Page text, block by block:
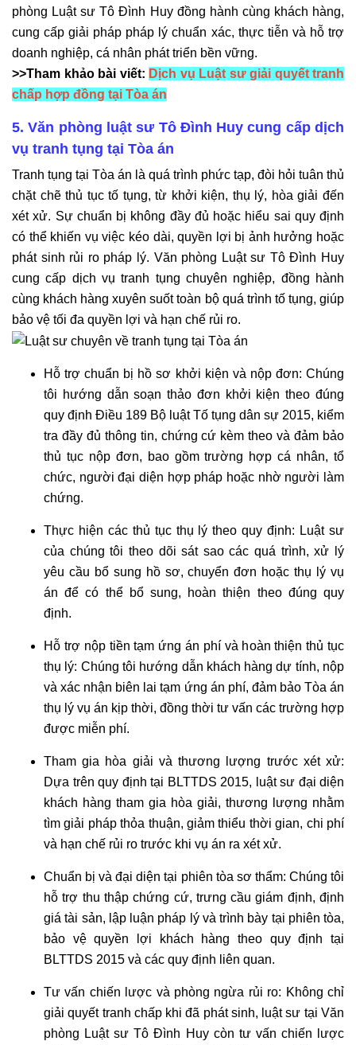
phòng Luật sư Tô Đình Huy đồng hành cùng khách hàng,
cung cấp giải pháp pháp lý chuẩn xác, thực tiễn và hỗ trợ
doanh nghiệp, cá nhân phát triển bền vững.
>>Tham khảo bài viết: Dịch vụ Luật sư giải quyết tranh
chấp hợp đồng tại Tòa án
5. Văn phòng luật sư Tô Đình Huy cung cấp dịch
vụ tranh tụng tại Tòa án
Tranh tụng tại Tòa án là quá trình phức tạp, đòi hỏi tuân thủ
chặt chẽ thủ tục tố tụng, từ khởi kiện, thụ lý, hòa giải đến
xét xử. Sự chuẩn bị không đầy đủ hoặc hiểu sai quy định
có thể khiến vụ việc kéo dài, quyền lợi bị ảnh hưởng hoặc
phát sinh rủi ro pháp lý. Văn phòng Luật sư Tô Đình Huy
cung cấp dịch vụ tranh tụng chuyên nghiệp, đồng hành
cùng khách hàng xuyên suốt toàn bộ quá trình tố tụng, giúp
bảo vệ tối đa quyền lợi và hạn chế rủi ro.
Hỗ trợ chuẩn bị hồ sơ khởi kiện và nộp đơn: Chúng
tôi hướng dẫn soạn thảo đơn khởi kiện theo đúng
quy định Điều 189 Bộ luật Tố tụng dân sự 2015, kiểm
tra đầy đủ thông tin, chứng cứ kèm theo và đảm bảo
thủ tục nộp đơn, bao gồm trường hợp cá nhân, tổ
chức, người đại diện hợp pháp hoặc nhờ người làm
chứng.
Thực hiện các thủ tục thụ lý theo quy định: Luật sư
của chúng tôi theo dõi sát sao các quá trình, xử lý
yêu cầu bổ sung hồ sơ, chuyển đơn hoặc thụ lý vụ
án để có thể bổ sung, hoàn thiện theo đúng quy
định.
Hỗ trợ nộp tiền tạm ứng án phí và hoàn thiện thủ tục
thụ lý: Chúng tôi hướng dẫn khách hàng dự tính, nộp
và xác nhận biên lai tạm ứng án phí, đảm bảo Tòa án
thụ lý vụ án kịp thời, đồng thời tư vấn các trường hợp
được miễn phí.
Tham gia hòa giải và thương lượng trước xét xử:
Dựa trên quy định tại BLTTDS 2015, luật sư đại diện
khách hàng tham gia hòa giải, thương lượng nhằm
tìm giải pháp thỏa thuận, giảm thiểu thời gian, chi phí
và hạn chế rủi ro trước khi vụ án ra xét xử.
Chuẩn bị và đại diện tại phiên tòa sơ thẩm: Chúng tôi
hỗ trợ thu thập chứng cứ, trưng cầu giám định, định
giá tài sản, lập luận pháp lý và trình bày tại phiên tòa,
bảo vệ quyền lợi khách hàng theo quy định tại
BLTTDS 2015 và các quy định liên quan.
Tư vấn chiến lược và phòng ngừa rủi ro: Không chỉ
giải quyết tranh chấp khi đã phát sinh, luật sư tại Văn
phòng Luật sư Tô Đình Huy còn tư vấn chiến lược